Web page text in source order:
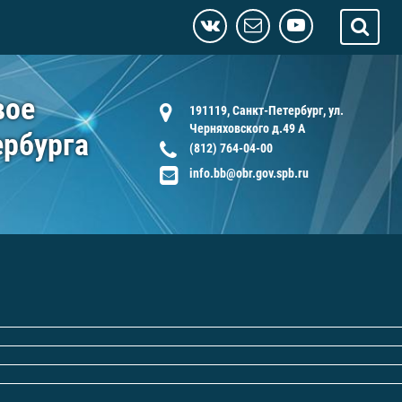
191119, Санкт-Петербург, ул.
Черняховского д.49 А
(812) 764-04-00
info.bb@obr.gov.spb.ru